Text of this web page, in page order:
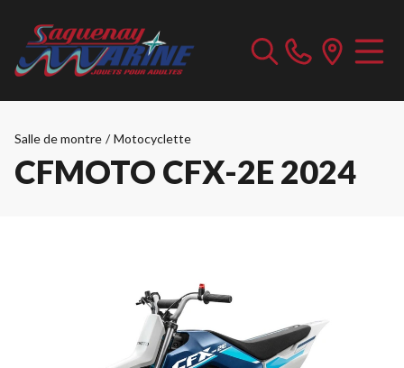
Salle de montre / Motocyclette
CFMOTO CFX-2E 2024